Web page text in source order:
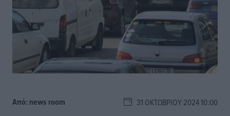
Από: news room 31 ΟΚΤΩΒΡΊΟΥ 2024 10:00